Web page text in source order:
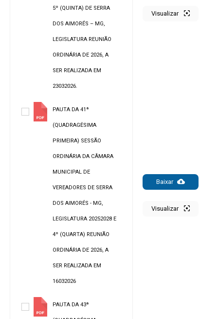
5º (QUINTA) DE SERRA
DOS AIMORÉS – MG,
LEGISLATURA REUNIÃO
ORDINÁRIA DE 2026, A
SER REALIZADA EM
23032026.
Visualizar
PAUTA DA 41ª
(QUADRAGĖSIMA
PRIMEIRA) SESSÃO
ORDINÁRIA DA CÂMARA
MUNICIPAL DE
VEREADORES DE SERRA
DOS AIMORÉS - MG,
LEGISLATURA 20252028 E
4º (QUARTA) REUNIÃO
ORDINÁRIA DE 2026, A
SER REALIZADA EM
16032026
Baixar
Visualizar
PAUTA DA 43ª